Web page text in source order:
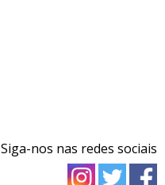
Siga-nos nas redes sociais